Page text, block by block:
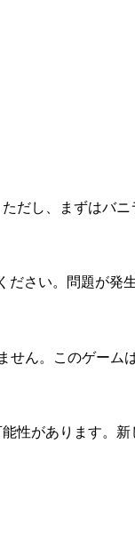
だし、まずはバ
さい。問題が発
ん。このゲーム
性があります。